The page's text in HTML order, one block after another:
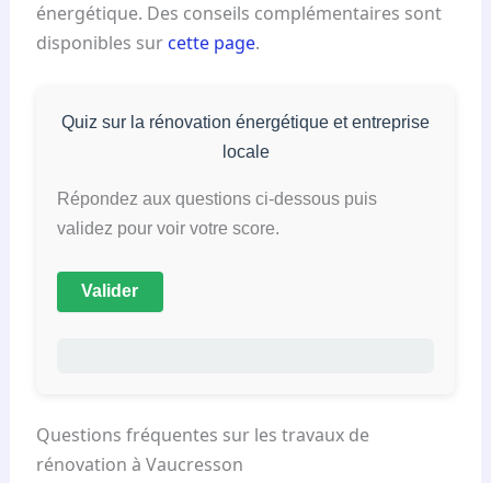
énergétique. Des conseils complémentaires sont
disponibles sur cette page.
Quiz sur la rénovation énergétique et entreprise
locale
Répondez aux questions ci-dessous puis
validez pour voir votre score.
Valider
Questions fréquentes sur les travaux de
rénovation à Vaucresson